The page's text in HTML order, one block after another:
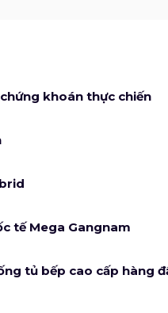
khoán thực chiến
tế Mega Gangnam
tủ bếp cao cấp hàng